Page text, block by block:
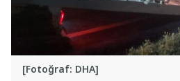
[Fotoğraf: DHA]